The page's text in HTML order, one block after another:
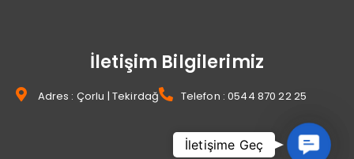
İletişim Bilgilerimiz
Adres : Çorlu | Tekirdağ Telefon : 0544 870 22 25
Contact
İletişime Geç